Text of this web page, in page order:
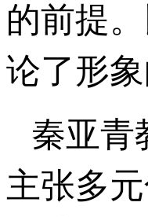
的前提
论了形
秦亚青
主张多